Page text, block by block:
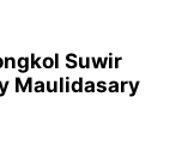
Suwir
Maulidasary